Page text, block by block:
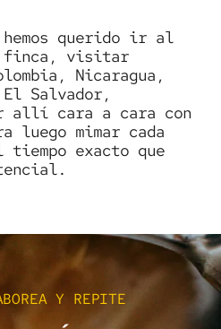
querido ir al
finca, visitar
Nicaragua,
El Salvador,
allí cara a cara con
luego mimar cada
exacto que
Y REPITE